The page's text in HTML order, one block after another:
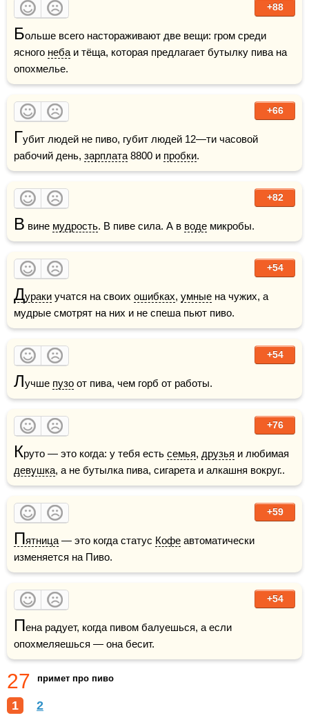
+88
Больше всего настораживают две вещи: гром среди
ясного неба и тёща, которая предлагает бутылку пива на
опохмелье.
+66
Губит людей не пиво, губит людей 12—ти часовой
рабочий день, зарплата 8800 и пробки.
+82
В вине мудрость. В пиве сила. А в воде микробы.
+54
Дураки учатся на своих ошибках, умные на чужих, а
мудрые смотрят на них и не спеша пьют пиво.
+54
Лучше пузо от пива, чем горб от работы.
+76
Круто — это когда: у тебя есть семья, друзья
девушка, а не бутылка пива, сигарета и алкашня вокруг..
+59
Пятница — это когда статус Кофе автоматически
изменяется на Пиво.
+54
Пена радует, когда пивом балуешься, а если
опохмеляешься — она бесит.
27 примет про пиво
1 2